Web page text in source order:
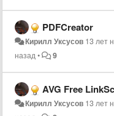
PDFCreator
Кирилл Уксусов 13 лет
назад• 9
AVG Free
Кирилл Уксусов 13 лет